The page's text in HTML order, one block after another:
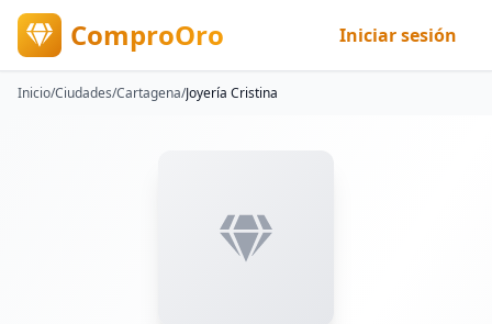
ComproOro Iniciar sesión
Inicio/Ciudades/Cartagena/Joyería Cristina